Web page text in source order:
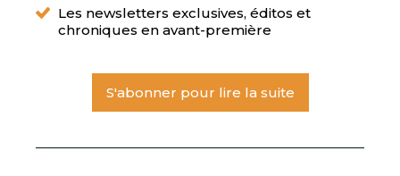
Les newsletters exclusives, éditos et
chroniques en avant-première
S'abonner pour lire la suite